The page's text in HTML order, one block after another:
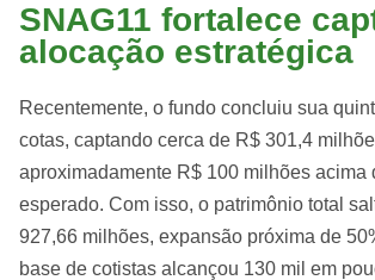
SNAG11 fortalece
alocação estratégica
Recentemente, o fundo concluiu sua
cotas, captando cerca de R$ 301,4
aproximadamente R$ 100 milhões acima
esperado. Com isso, o patrimônio total
927,66 milhões, expansão próxima de
base de cotistas alcançou 130 mil em